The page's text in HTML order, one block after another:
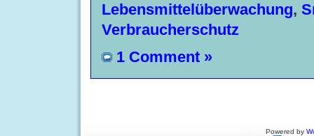
Lebensmittelüberwachung,
Verbraucherschutz
1 Comment »
Powered by